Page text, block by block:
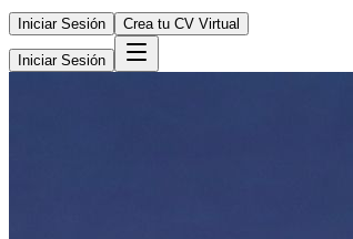
Iniciar Sesión Crea tu CV Virtual
Iniciar Sesión